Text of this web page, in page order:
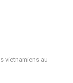
vietnamiens au